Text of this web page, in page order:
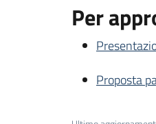
Per
Proposta